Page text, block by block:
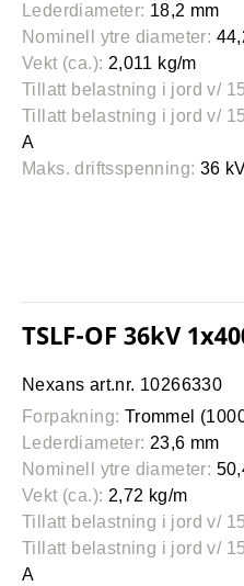
Lederdiameter: 18,2 mm
Nominell ytre diameter:
Vekt (ca.): 2,011 kg/m
Tillatt belastning i jord v/
Tillatt belastning i jord v/
A
Maks. driftsspenning: 36
TSLF-OF 36kV
Nexans art.nr. 10266330
Forpakning: Trommel
Lederdiameter: 23,6 mm
Nominell ytre diameter:
Vekt (ca.): 2,72 kg/m
Tillatt belastning i jord v/
Tillatt belastning i jord v/
A